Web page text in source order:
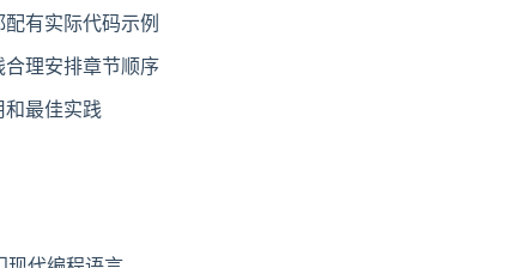
有实际代码示例
理安排章节顺序
和最佳实践